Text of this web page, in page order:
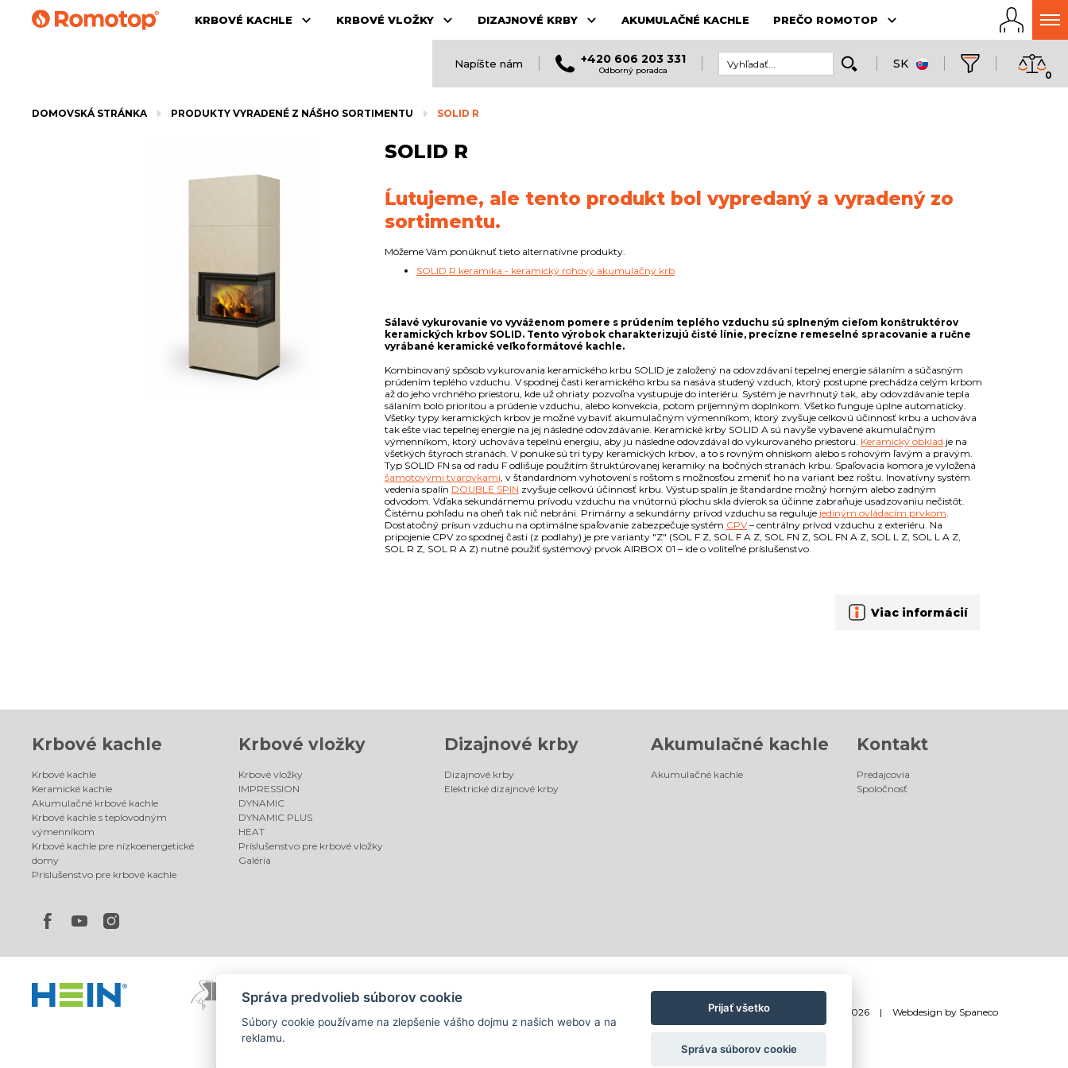
KRBOVÉ KACHLE KRBOVÉ VLOŽKY DIZAJNOVÉ KRBY AKUMULAČNÉ KACHLE PREČO ROMOTOP
Napíšte nám +420 606 203 331
Odborný poradca SK
0
DOMOVSKÁ STRÁNKA PRODUKTY VYRADENÉ Z NÁŠHO SORTIMENTU SOLID R
SOLID R
Ĺutujeme, ale tento produkt bol vypredaný a vyradený zo
sortimentu.
Môžeme Vám ponúknuť tieto alternatívne produkty.
SOLID R keramika - keramický rohový akumulačný krb
Sálavé vykurovanie vo vyváženom pomere s prúdením teplého vzduchu sú splneným cieľom konštruktérov
keramických krbov SOLID. Tento výrobok charakterizujú čisté línie, precízne remeselné spracovanie a ručne
vyrábané keramické veľkoformátové kachle.
Kombinovaný spôsob vykurovania keramického krbu SOLID je založený na odovzdávaní tepelnej energie sálaním a súčasným
prúdením teplého vzduchu. V spodnej časti keramického krbu sa nasáva studený vzduch, ktorý postupne prechádza celým krbom
až do jeho vrchného priestoru, kde už ohriaty pozvoľna vystupuje do interiéru. Systém je navrhnutý tak, aby odovzdávanie tepla
sálaním bolo prioritou a prúdenie vzduchu, alebo konvekcia, potom príjemným doplnkom. Všetko funguje úplne automaticky.
Všetky typy keramických krbov je možné vybaviť akumulačným výmenníkom, ktorý zvyšuje celkovú účinnosť krbu a uchováva
tak ešte viac tepelnej energie na jej následné odovzdávanie. Keramické krby SOLID A sú navyše vybavené akumulačným
výmenníkom, ktorý uchováva tepelnú energiu, aby ju následne odovzdával do vykurovaného priestoru. Keramický obklad je na
všetkých štyroch stranách. V ponuke sú tri typy keramických krbov, a to s rovným ohniskom alebo s rohovým ľavým a pravým.
Typ SOLID FN sa od radu F odlišuje použitím štruktúrovanej keramiky na bočných stranách krbu. Spaľovacia komora je vyložená
šamotovými tvarovkami, v štandardnom vyhotovení s roštom s možnosťou zmeniť ho na variant bez roštu. Inovatívny systém
vedenia spalín DOUBLE SPIN zvyšuje celkovú účinnosť krbu. Výstup spalín je štandardne možný horným alebo zadným
odvodom. Vďaka sekundárnemu prívodu vzduchu na vnútornú plochu skla dvierok sa účinne zabraňuje usadzovaniu nečistôt.
Čistému pohľadu na oheň tak nič nebráni. Primárny a sekundárny prívod vzduchu sa reguluje jediným ovládacím prvkom.
Dostatočný prísun vzduchu na optimálne spaľovanie zabezpečuje systém CPV– centrálny prívod vzduchu z exteriéru. Na
pripojenie CPV zo spodnej časti (z podlahy) je pre varianty "Z" (SOL F Z, SOL F A Z, SOL FN Z, SOL FN A Z, SOL L Z, SOL L A Z,
SOL R Z, SOL R A Z) nutné použiť systémový prvok AIRBOX 01 – ide o voliteľné príslušenstvo.
Viac informácií
Krbové kachle
Krbové kachle
Keramické kachle
Akumulačné krbové kachle
Krbové kachle s teplovodným
výmenníkom
Krbové kachle pre nízkoenergetické
domy
Príslušenstvo pre krbové kachle
Krbové vložky
Krbové vložky
IMPRESSION
DYNAMIC
DYNAMIC PLUS
HEAT
Príslušenstvo pre krbové vložky
Galéria
Dizajnové krby
Dizajnové krby
Elektrické dizajnové krby
Akumulačné kachle
Akumulačné kachle
Kontakt
Predajcovia
Spoločnosť
2026 | Webdesign by Spaneco
Správa predvolieb súborov cookie
Súbory cookie používame na zlepšenie vášho dojmu z našich webov a na
reklamu.
Prijať všetko
Správa súborov cookie